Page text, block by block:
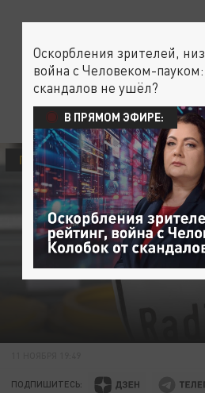
ПОЛИТИКА
ПОДПИШИТЕСЬ:
Оскорбления зрителей,
война с Человеком-
скандалов не ушёл?
В ПРЯМОМ ЭФИРЕ: